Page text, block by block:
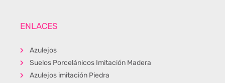
ENLACES
Azulejos
Suelos Porcelánicos Imitación Madera
Azulejos imitación Piedra